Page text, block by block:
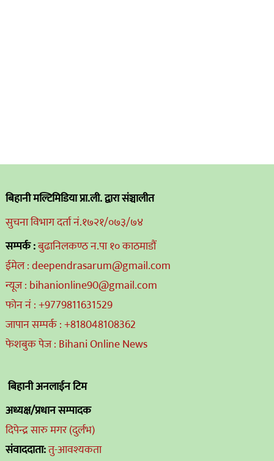
बिहानी मल्टिमिडिया प्रा.ली. द्वारा संञ्चालीत
सुचना विभाग दर्ता नं.१७२१/०७३/७४
सम्पर्क :बुढानिलकण्ठ न.पा १० काठमाडौं
ईमेल : deependrasarum@gmail.com
न्यूज : bihanionline90@gmail.com
फोन नं : +9779811631529
जापान सम्पर्क : +818048108362
फेशबुक पेज : Bihani Online News
बिहानी अनलाईन टिम
अध्यक्ष/प्रधान सम्पादक
दिपेन्द्र सारु मगर (दुर्लभ)
संवाददाता:तु-आवश्यकता